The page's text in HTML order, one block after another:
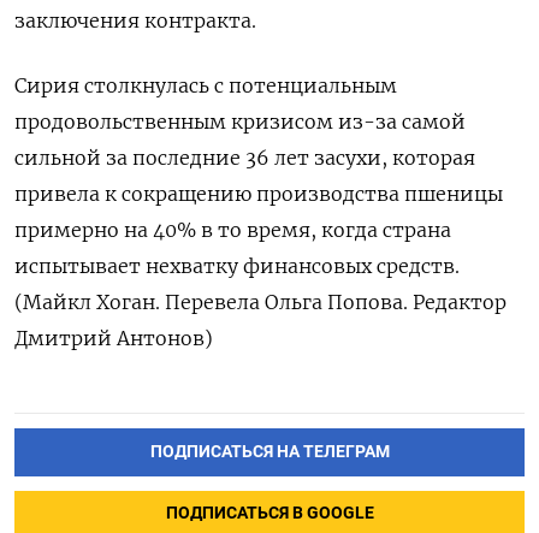
заключения контракта.
Сирия столкнулась с потенциальным
продовольственным кризисом из-за самой
сильной за последние 36 лет засухи, которая
привела к сокращению производства пшеницы
примерно на 40% в то время, когда страна
испытывает нехватку финансовых средств.
(Майкл Хоган. Перевела Ольга Попова. Редактор
Дмитрий Антонов)
ПОДПИСАТЬСЯ НА ТЕЛЕГРАМ
ПОДПИСАТЬСЯ В GOOGLE